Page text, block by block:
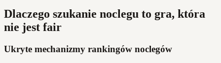
Dlaczego szukanie noclegu to gra, która
nie jest fair
Ukryte mechanizmy rankingów noclegów